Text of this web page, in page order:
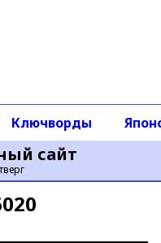
сайт
Ключворды